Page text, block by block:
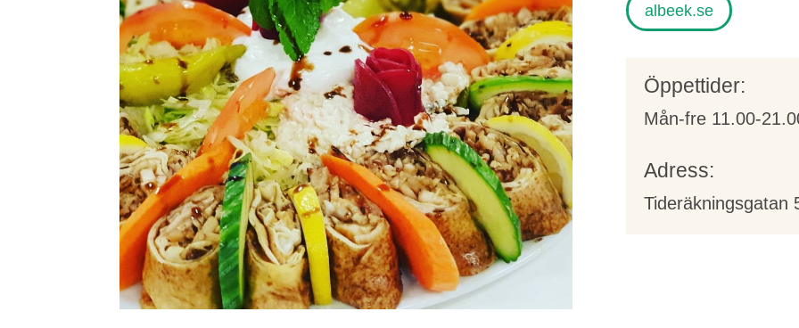
albeek.se
Öppettider:
Mån-fre 11.00-
Adress:
Tideräkningsgatan